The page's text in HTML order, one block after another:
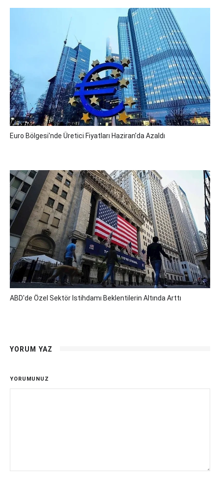
Euro Bölgesi'nde Üretici Fiyatları Haziran'da Azaldı
ABD'de Özel Sektör Istihdamı Beklentilerin Altında Arttı
YORUM YAZ
YORUMUNUZ